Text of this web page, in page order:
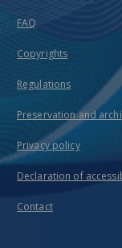
FAQ
Copyrights
Regulations
Preservation and
Privacy policy
Declaration of
Contact